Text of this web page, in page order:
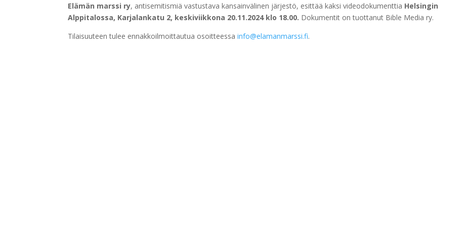
Elämän marssi ry, antisemitismiä vastustava kansainvälinen järjestö, esittää kaksi videodokumenttia Helsingin
Alppitalossa, Karjalankatu 2, keskiviikkona 20.11.2024 klo 18.00. Dokumentit on tuottanut Bible Media ry.
Tilaisuuteen tulee ennakkoilmoittautua osoitteessainfo@elamanmarssi.fi.